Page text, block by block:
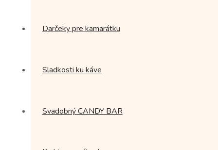
Darčeky pre kamarátku
Sladkosti ku káve
Svadobný CANDY BAR